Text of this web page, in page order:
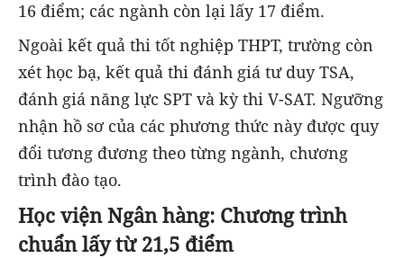
16 điểm; các ngành còn lại lấy 17 điểm.
Ngoài kết quả thi tốt nghiệp THPT, trường còn
xét học bạ, kết quả thi đánh giá tư duy TSA,
đánh giá năng lực SPT và kỳ thi V-SAT. Ngưỡng
nhận hồ sơ của các phương thức này được quy
đổi tương đương theo từng ngành, chương
trình đào tạo.
Học viện Ngân hàng: Chương trình
chuẩn lấy từ 21,5 điểm